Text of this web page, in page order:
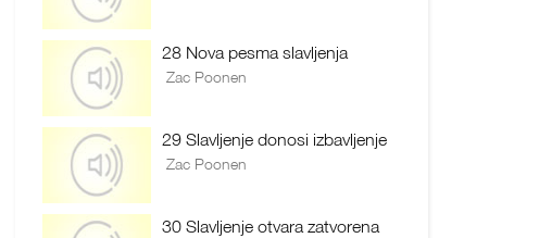
28 Nova pesma slavljenja
Zac Poonen
29 Slavljenje donosi izbavljenje
Zac Poonen
30 Slavljenje otvara zatvorena